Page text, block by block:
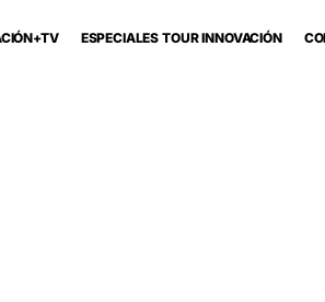
ESPECIALES TOUR INNOVACIÓN